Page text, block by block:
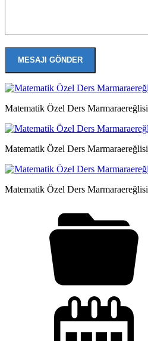
Matematik Özel Ders Marmaraereğlisi
Matematik Özel Ders Marmaraereğlisi
Matematik Özel Ders Marmaraereğlisi